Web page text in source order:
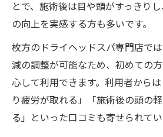
とで、施術後は目や頭がすっきり
の向上を実感する方も多いです。
枚方のドライヘッドスパ専門店で
減の調整が可能なため、初めての
心して利用できます。利用者から
り疲労が取れる」「施術後の頭の
る」といった口コミも寄せられてい